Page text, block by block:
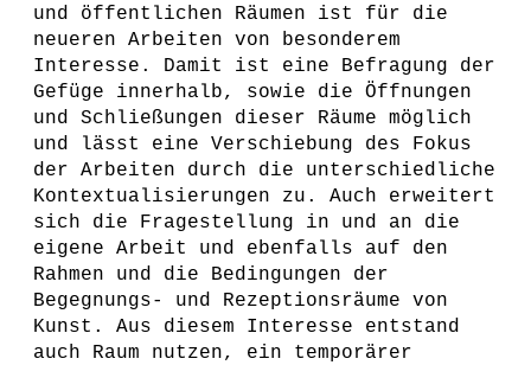
und öffentlichen Räumen ist für die
neueren Arbeiten von besonderem
Interesse. Damit ist eine Befragung der
Gefüge innerhalb, sowie die Öffnungen
und Schließungen dieser Räume möglich
und lässt eine Verschiebung des Fokus
der Arbeiten durch die unterschiedliche
Kontextualisierungen zu. Auch erweitert
sich die Fragestellung in und an die
eigene Arbeit und ebenfalls auf den
Rahmen und die Bedingungen der
Begegnungs- und Rezeptionsräume von
Kunst. Aus diesem Interesse entstand
auch Raum nutzen, ein temporärer